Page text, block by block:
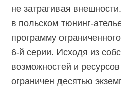
не затрагивая
в польском тюнинг-
программу
6-й серии. Исходя из
возможностей и
ограничен десятью